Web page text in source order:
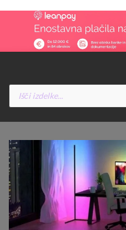
Products
search